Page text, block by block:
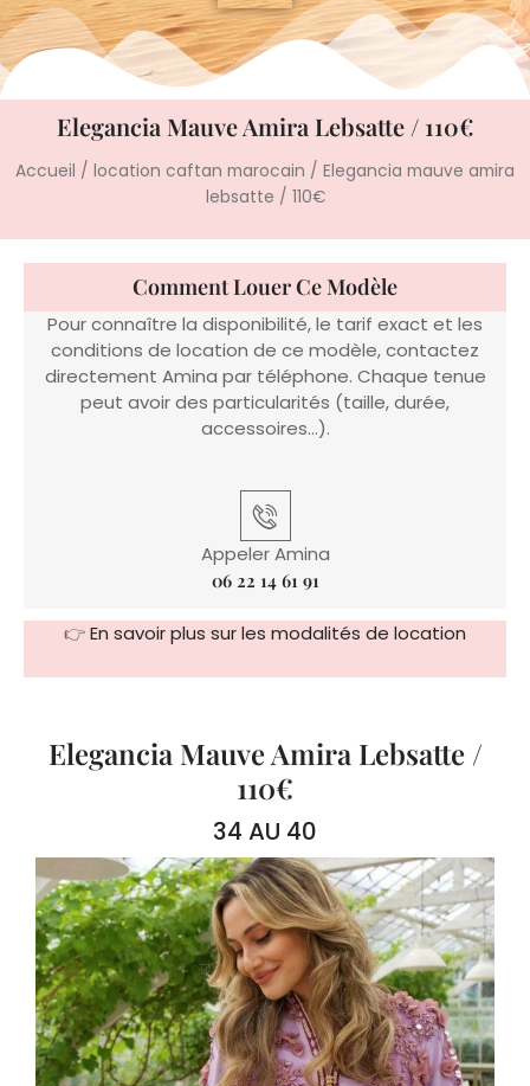
Elegancia Mauve Amira Lebsatte / 110€
Accueil/location caftan marocain/ Elegancia mauve amira
Comment Louer Ce Modèle
Pour connaître la disponibilité, le tarif exact et les
conditions de location de ce modèle, contactez
directement Amina par téléphone. Chaque tenue
peut avoir des particularités (taille, durée,
accessoires…).
Appeler Amina
06 22 14 61 91
En savoir plus sur les modalités de location
110€
34 AU 40